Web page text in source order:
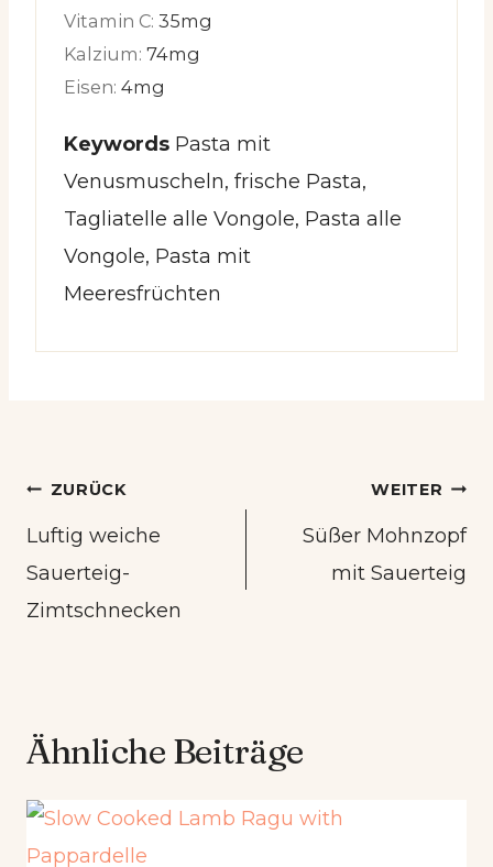
Vitamin C: 35mg
Kalzium: 74mg
Eisen: 4mg
Keywords Pasta mit
Venusmuscheln, frische Pasta,
Tagliatelle alle Vongole, Pasta alle
Vongole, Pasta mit
Meeresfrüchten
Beitrags-
Navigation
ZURÜCK
Luftig weiche
Sauerteig-
Zimtschnecken
WEITER
Süßer Mohnzopf
mit Sauerteig
Ähnliche Beiträge